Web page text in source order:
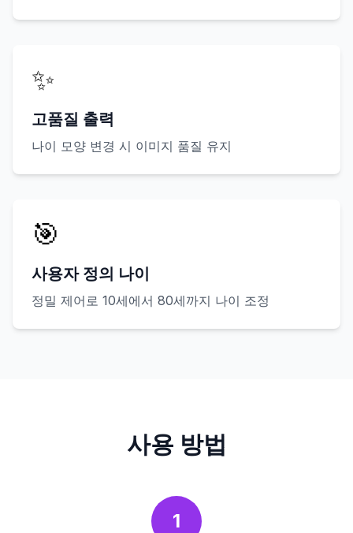
✨
고품질 출력
나이 모양 변경 시 이미지 품질 유지
🎯
사용자 정의 나이
정밀 제어로 10세에서 80세까지 나이 조정
사용 방법
1